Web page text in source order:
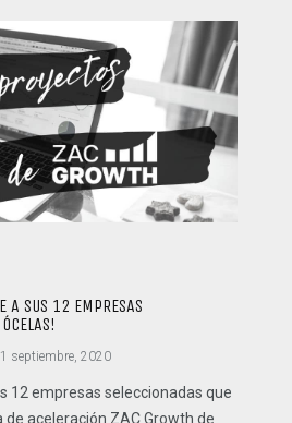
A SUS 12 EMPRESAS
septiembre, 2020
12 empresas seleccionadas que
aceleración ZAC Growth de